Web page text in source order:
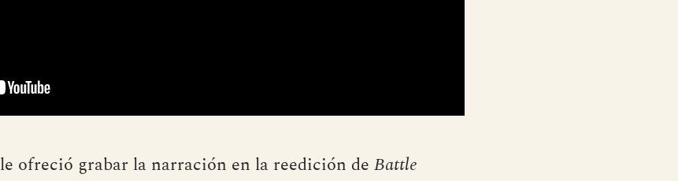
le ofreció grabar la narración en la reedición de Battle